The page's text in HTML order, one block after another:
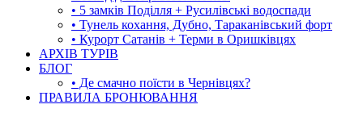
• 5 замків Поділля + Русилівські водоспади
• Тунель кохання, Дубно, Тараканівський форт
• Курорт Сатанів + Терми в Оришківцях
АРХІВ ТУРІВ
БЛОГ
• Де смачно поїсти в Чернівцях?
ПРАВИЛА БРОНЮВАННЯ